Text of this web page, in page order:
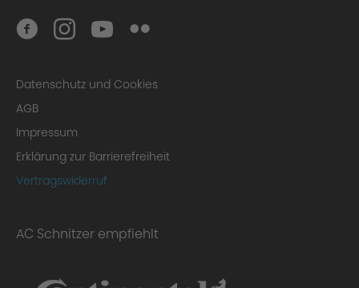
Datenschutz und Cookies
AGB
Impressum
Erklärung zur Barrierefreiheit
Vertragswiderruf
AC Schnitzer empfiehlt